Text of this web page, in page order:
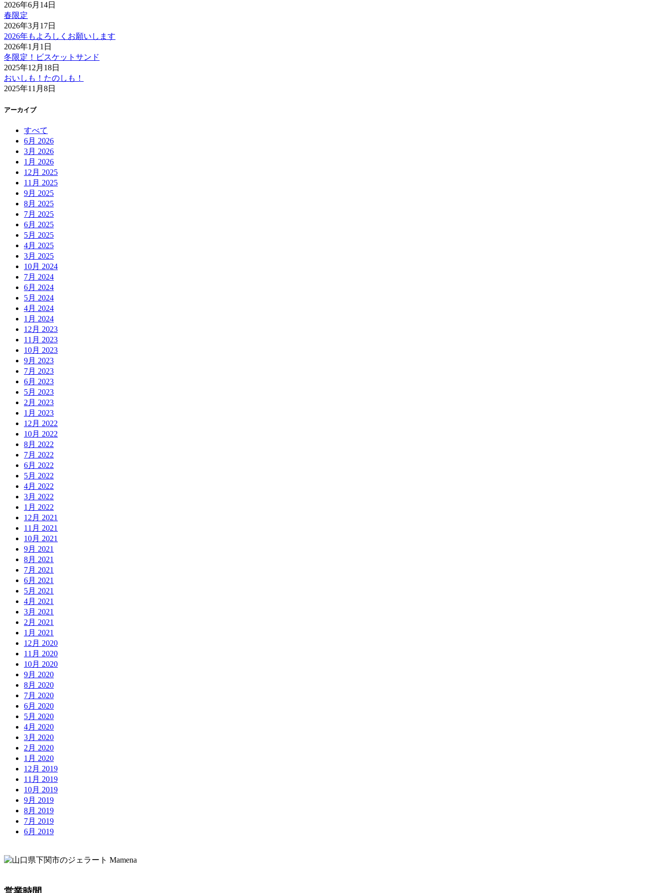
2026年6月14日
春限定
2026年3月17日
2026年もよろしくお願いします
2026年1月1日
冬限定！ビスケットサンド
2025年12月18日
おいしも！たのしも！
2025年11月8日
アーカイブ
すべて
6月 2026
3月 2026
1月 2026
12月 2025
11月 2025
9月 2025
8月 2025
7月 2025
6月 2025
5月 2025
4月 2025
3月 2025
10月 2024
7月 2024
6月 2024
5月 2024
4月 2024
1月 2024
12月 2023
11月 2023
10月 2023
9月 2023
7月 2023
6月 2023
5月 2023
2月 2023
1月 2023
12月 2022
10月 2022
8月 2022
7月 2022
6月 2022
5月 2022
4月 2022
3月 2022
1月 2022
12月 2021
11月 2021
10月 2021
9月 2021
8月 2021
7月 2021
6月 2021
5月 2021
4月 2021
3月 2021
2月 2021
1月 2021
12月 2020
11月 2020
10月 2020
9月 2020
8月 2020
7月 2020
6月 2020
5月 2020
4月 2020
3月 2020
2月 2020
1月 2020
12月 2019
11月 2019
10月 2019
9月 2019
8月 2019
7月 2019
6月 2019